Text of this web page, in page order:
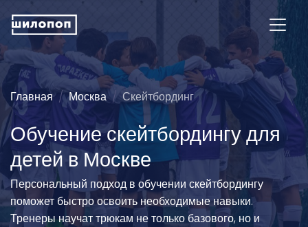
Главная Москва Скейтбординг
Обучение скейтбордингу для
детей в Москве
Персональный подход в обучении скейтбордингу
поможет быстро освоить необходимые навыки.
Тренеры научат трюкам не только базового, но и